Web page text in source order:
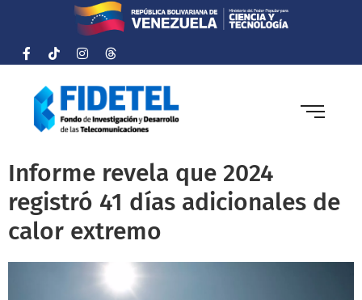
Informe revela que 2024
registró 41 días adicionales de
calor extremo